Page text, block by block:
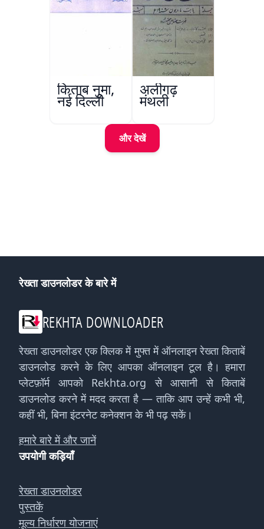
किताब नुमा,
नई दिल्ली
अलीगढ़
मंथली
और देखें
रेख्ता डाउनलोडर के बारे में
REKHTA DOWNLOADER
रेख्ता डाउनलोडर एक क्लिक में मुफ्त में ऑनलाइन रेख्ता किताबें
डाउनलोड करने के लिए आपका ऑनलाइन टूल है। हमारा
प्लेटफ़ॉर्म आपको Rekhta.org से आसानी से किताबें
डाउनलोड करने में मदद करता है — ताकि आप उन्हें कभी भी,
कहीं भी, बिना इंटरनेट कनेक्शन के भी पढ़ सकें।
हमारे बारे में और जानें
उपयोगी कड़ियाँ
रेख्ता डाउनलोडर
पुस्तकें
मूल्य निर्धारण योजनाएं